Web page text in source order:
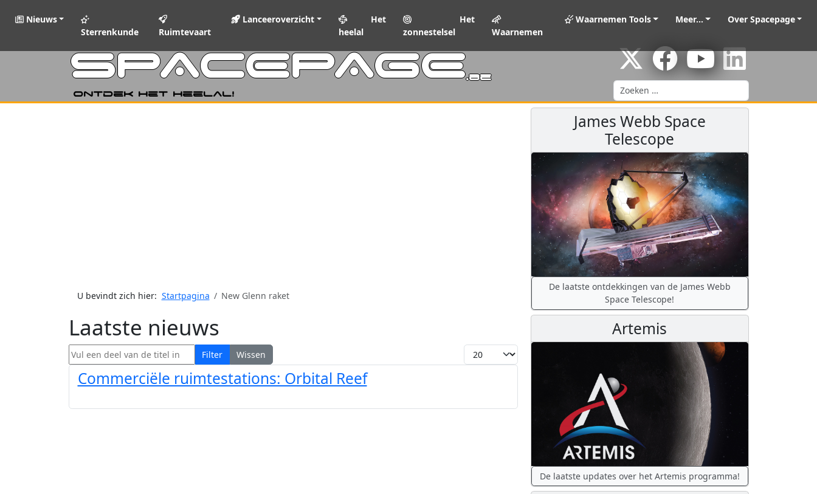
Nieuws
Sterrenkunde
Ruimtevaart
Lanceeroverzicht
Het
heelal
Het
zonnestelsel
Waarnemen
Waarnemen Tools Meer... Over Spacepage
SPACEPAGE.be
Ontdek het heelal!
Zoeken
U bevindt zich hier: Startpagina New Glenn raket
Laatste nieuws
Vul een deel van de titel in Filter Wissen Toon #
Commerciële ruimtestations: Orbital Reef
James Webb Space
Telescope
De laatste ontdekkingen van de James Webb
Space Telescope!
Artemis
De laatste updates over het Artemis programma!